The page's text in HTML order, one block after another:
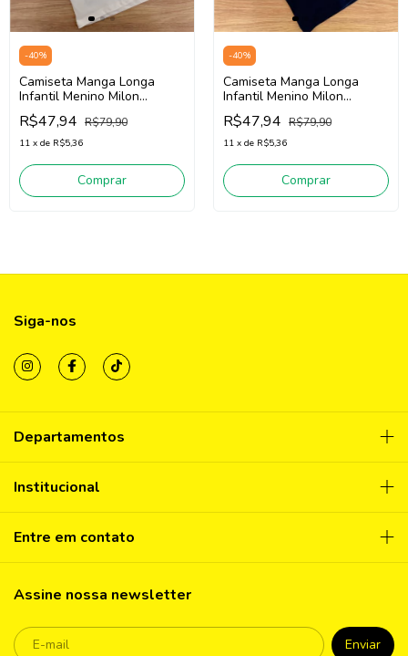
-40%
Camiseta Manga Longa
Infantil Menino Milon
2000894 (Branco)
R$47,94 R$79,90
11 x de R$5,36
Comprar
-40%
Camiseta Manga Longa
Infantil Menino Milon
2000894 (Marinho)
R$47,94 R$79,90
11 x de R$5,36
Comprar
Siga-nos
Departamentos
Institucional
Entre em contato
Assine nossa newsletter